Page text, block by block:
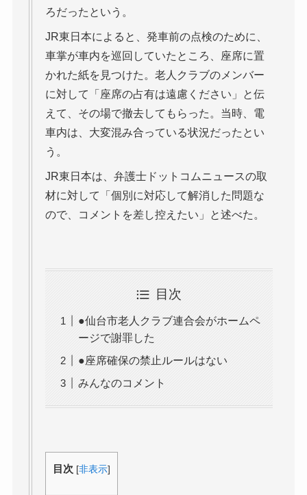
ろだったという。
JR東日本によると、発車前の点検のために、
車掌が車内を巡回していたところ、座席に置
かれた紙を見つけた。老人クラブのメンバー
に対して「座席の占有は遠慮ください」と伝
えて、その場で撤去してもらった。当時、電
車内は、大変混み合っている状況だったとい
う。
JR東日本は、弁護士ドットコムニュースの取
材に対して「個別に対応して解消した問題な
ので、コメントを差し控えたい」と述べた。
目次
●仙台市老人クラブ連合会がホームペ
ージで謝罪した
●座席確保の禁止ルールはない
みんなのコメント
目次 [非表示]